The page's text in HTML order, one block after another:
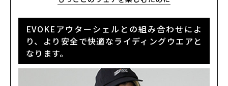
EVOKEアウターシェルとの組み合わせによ
り、より安全で快適なライディングウエアと
なります。
LIGHT GREY
SOLID BLACK
SOLID BLACK